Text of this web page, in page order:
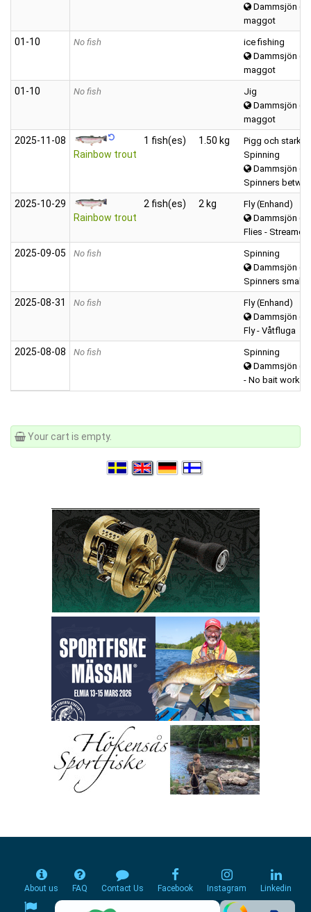
Dammsjön
maggot
01‑10 No fish
ice fishing
Dammsjön
maggot
01‑10 No fish
Jig
Dammsjön
maggot
2025‑11‑08
Rainbow trout
1 fish(es) 1.50 kg
Pigg och stark
Spinning
Dammsjön
Spinners
2025‑10‑29
Rainbow trout
2 fish(es) 2 kg
Fly (Enhand)
Dammsjön
Flies - Streamers
2025‑09‑05 No fish
Spinning
Dammsjön
Spinners small
2025‑08‑31 No fish
Fly (Enhand)
Dammsjön
Fly - Våtfluga
2025‑08‑08 No fish
Spinning
Dammsjön
- No bait
Your cart is empty.
About us FAQ Contact Us Facebook Instagram Linkedin